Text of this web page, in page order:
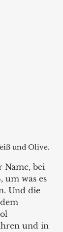
und Olive.
Name, bei
um was es
Und die
und in